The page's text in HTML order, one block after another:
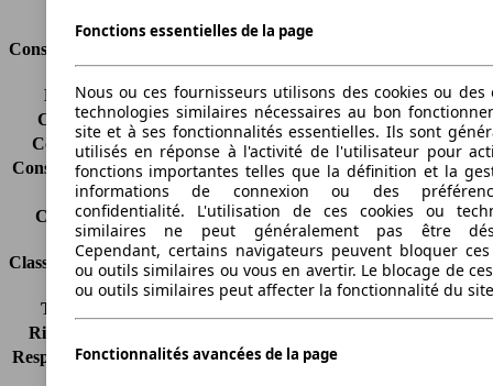
Consommation
Émissions de CO2*
120 g/km (komb.)
Consommation (ville)
5.0 l/100km
Consommation (route)
4.4 l/100km
Consommation (combinée)* 4.6 l/100km
Classe d'émissions
Euro 6
Capacité du réservoir
58 l
Classes d'assurance
Tous risques
Risques partiels
Responsabilité civile -
Fonctions essentielles de la page
Nous ou ces fournisseurs utilisons des cookies ou des
technologies similaires nécessaires au bon
site et à ses fonctionnalités essentielles. Ils sont
utilisés en réponse à l'activité de l'utilisateur pour
fonctions importantes telles que la définition et la
informations de connexion ou des
confidentialité. L'utilisation de ces cookies ou
similaires ne peut généralement pas être
Cependant, certains navigateurs peuvent bloquer ces
ou outils similaires ou vous en avertir. Le blocage de
ou outils similaires peut affecter la fonctionnalité du
Fonctionnalités avancées de la page